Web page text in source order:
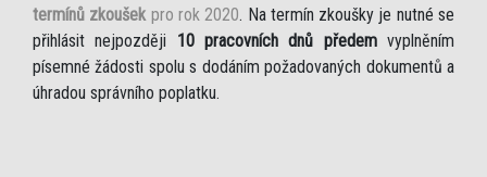
termínů zkoušek pro rok 2020. Na termín zkoušky je nutné se
přihlásit nejpozději 10 pracovních dnů předemvyplněním
písemné žádosti spolu s dodáním požadovaných dokumentů a
úhradou správního poplatku.